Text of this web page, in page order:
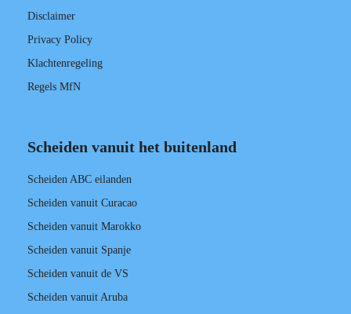
Disclaimer
Privacy Policy
Klachtenregeling
Regels MfN
Scheiden vanuit het buitenland
Scheiden ABC eilanden
Scheiden vanuit Curacao
Scheiden vanuit Marokko
Scheiden vanuit Spanje
Scheiden vanuit de VS
Scheiden vanuit Aruba